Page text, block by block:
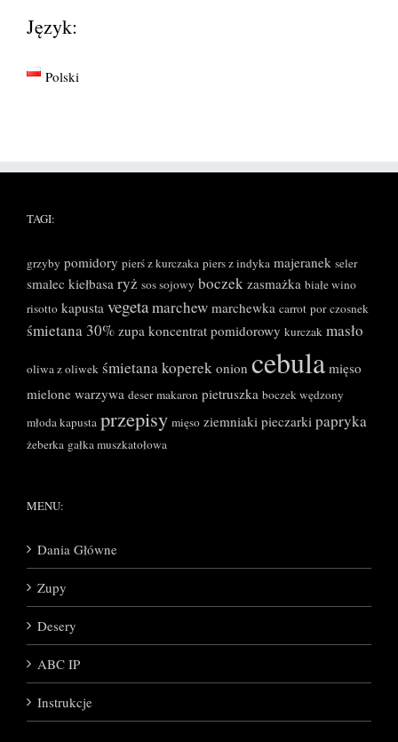
Język:
Polski
TAGI:
grzyby pomidory pierś z kurczaka piers z indyka majeranek seler
smalec kiełbasa ryż sos sojowy boczek zasmażka białe wino
risotto kapusta vegetamarchew marchewka carrot por czosnek
śmietana 30% zupa koncentrat pomidorowy kurczak masło
oliwa z oliwek śmietanakoperek onion cebula mięso
mielone warzywa deser makaron pietruszka boczek wędzony
młoda kapusta przepisy mięso ziemniaki pieczarki papryka
żeberka gałka muszkatołowa
MENU:
Dania Główne
Zupy
Desery
ABC IP
Instrukcje